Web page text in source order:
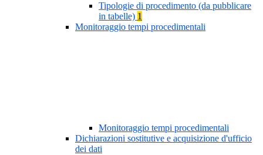
Tipologie di procedimento (da pubblicare
in tabelle) 1
Monitoraggio tempi procedimentali
Monitoraggio tempi procedimentali
Dichiarazioni sostitutive e acquisizione d'ufficio
dei dati